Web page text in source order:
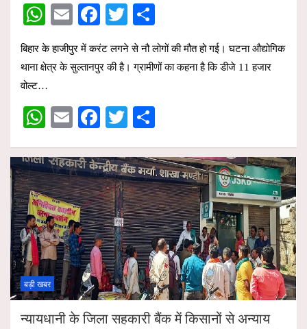
W
at
s
A
p
p
E
m
ail
F
a
ce
b
o
o
k
T
wi
tt
er
h
ar
बिहार के हाजीपुर में करंट लगने से नौ लोगों की मौत हो गई। घटना औद्योगिक
थाना क्षेत्र के सुल्तानपुर की है। ग्रामीणों का कहना है कि डीजे 11 हजार
वोल्ट…
W
at
s
A
p
p
E
ail
F
ce
b
o
o
k
T
tt
er
ar
e
बड़ी खबर
न्यायधानी के जिला सहकारी बैंक में किसानों से अन्याय